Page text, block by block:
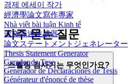
경제 에세이 작가
經濟學論文寫作專家
Nhà viết bài luận Kinh tế
论文陈述生成器
論文ステートメントジェネレーター
Thesis Statement Generator
Gerador de Tese
Generador de Declaraciones de Tesis
Générateur d'énoncé de thèse
자주 묻는 질문
스펠링 검사기는 무엇인가요?